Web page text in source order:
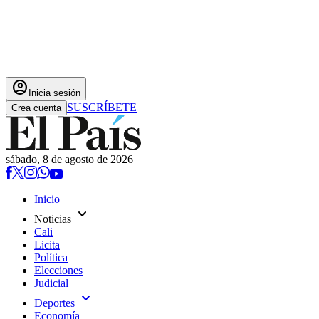
account_circle Inicia sesión
Crea cuenta SUSCRÍBETE
sábado, 8 de agosto de 2026
Inicio
Noticias expand_more
Cali
Licita
Política
Elecciones
Judicial
Deportes expand_more
Economía